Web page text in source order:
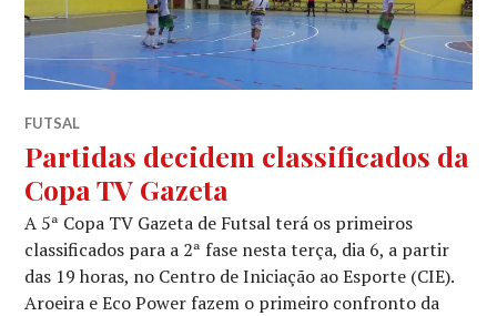
FUTSAL
Partidas decidem classificados da
Copa TV Gazeta
A 5ª Copa TV Gazeta de Futsal terá os primeiros
classificados para a 2ª fase nesta terça, dia 6, a partir
das 19 horas, no Centro de Iniciação ao Esporte (CIE).
Aroeira e Eco Power fazem o primeiro confronto da